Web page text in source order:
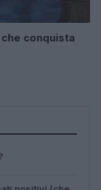
conquista